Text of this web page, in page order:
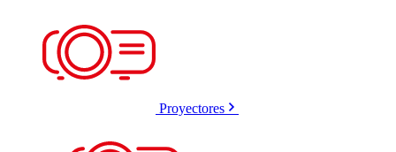
Proyectores